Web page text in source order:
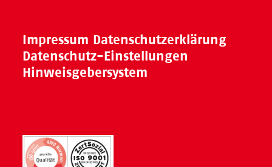
Impressum Datenschutzerklärung
Datenschutz-Einstellungen
Hinweisgebersystem